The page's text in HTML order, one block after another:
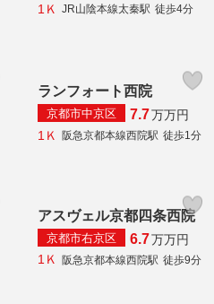
1Ｋ
JR山陰本線太秦駅 徒歩4分
ランフォート西院
京都市中京区 7.7万万円
1Ｋ
阪急京都本線西院駅 徒歩1分
アスヴェル京都四条西院
京都市右京区 6.7万万円
1Ｋ 阪急京都本線西院駅 徒歩9分